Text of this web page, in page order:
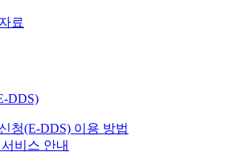
료
DDS)
청(E-DDS) 이용 방법
비스 안내